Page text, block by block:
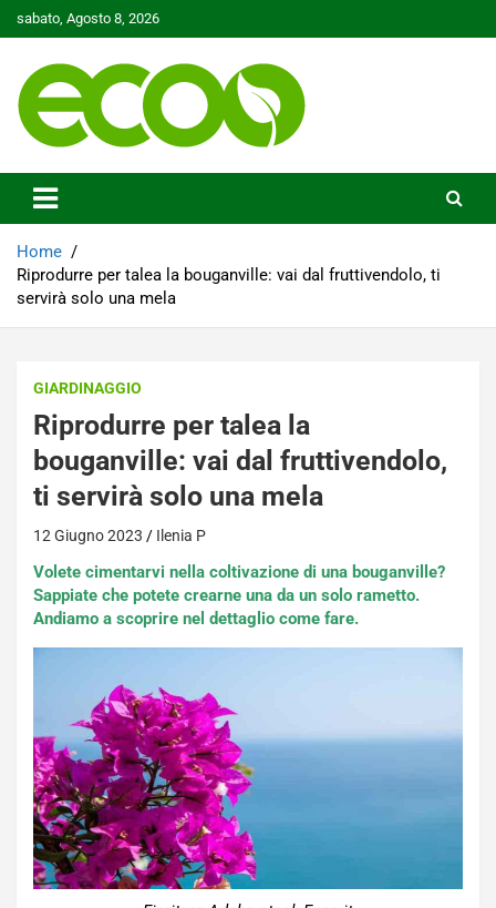
to
sabato, Agosto 8, 2026
Ecoo.it
Home
Riprodurre per talea la bouganville: vai dal fruttivendolo, ti
servirà solo una mela
GIARDINAGGIO
Riprodurre per talea la
bouganville: vai dal fruttivendolo,
ti servirà solo una mela
12 Giugno 2023 Ilenia P
Volete cimentarvi nella coltivazione di una bouganville?
Sappiate che potete crearne una da un solo rametto.
Andiamo a scoprire nel dettaglio come fare.